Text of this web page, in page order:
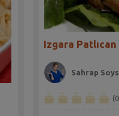
Izgara
Sahrap